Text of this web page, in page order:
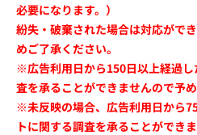
必要になります。）
紛失・破棄された場合は対応がで
めご了承ください。
※広告利用日から150日以上経過
査を承ることができませんので予
※未反映の場合、広告利用日から
トに関する調査を承ることができ